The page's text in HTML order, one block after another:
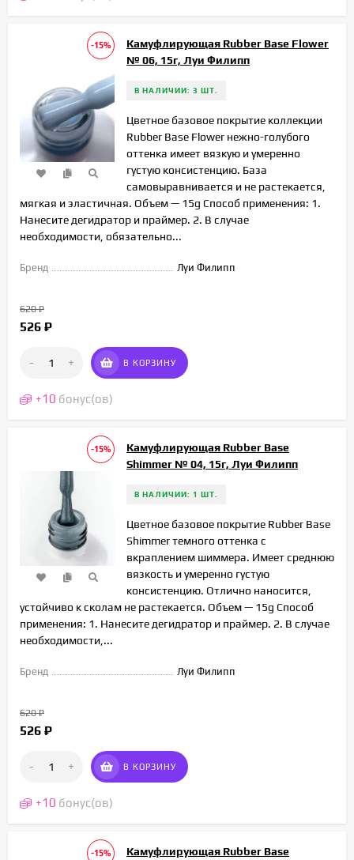
-15%
Камуфлирующая Rubber Base Flower
№ 06, 15г, Луи Филипп
В НАЛИЧИИ: 3 ШТ.
Цветное базовое покрытие коллекции
Rubber Base Flower нежно-голубого
оттенка имеет вязкую и умеренно
густую консистенцию. База
самовыравнивается и не растекается,
мягкая и эластичная. Объем — 15g Способ применения: 1.
Нанесите дегидратор и праймер. 2. В случае
необходимости, обязательно...
Бренд Луи Филипп
620₽
526 ₽
- + В КОРЗИНУ
+10 бонус(ов)
-15%
Камуфлирующая Rubber Base
Shimmer № 04, 15г, Луи Филипп
В НАЛИЧИИ: 1 ШТ.
Цветное базовое покрытие Rubber Base
Shimmer темного оттенка с
вкраплением шиммера. Имеет среднюю
вязкость и умеренно густую
консистенцию. Отлично наносится,
устойчиво к сколам не растекается. Объем — 15g Способ
применения: 1. Нанесите дегидратор и праймер. 2. В случае
необходимости,...
Бренд Луи Филипп
620₽
526 ₽
- + В КОРЗИНУ
+10 бонус(ов)
-15%
Камуфлирующая Rubber Base